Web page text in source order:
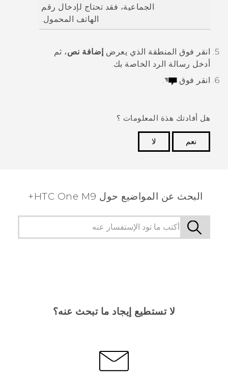
الجماعية، فقد تحتاج لإدخال رقم
الهاتف المحمول.
انقر فوق المنطقة الذي يعرض إضافة نص، ثم
أدخل رسالة الرد الخاصة بك.
انقر فوق
هل أفادتك هذة المعلومات ؟
نعم
لا
البحث عن المواضيع حول HTC One M9+
لا تستطيع إيجاد ما تبحث عنه؟